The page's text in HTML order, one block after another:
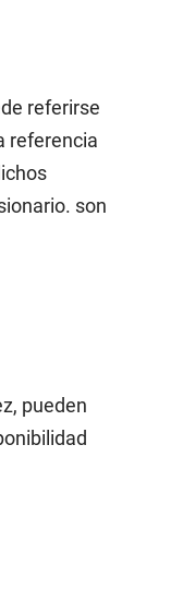
referirse
referencia
son
pueden